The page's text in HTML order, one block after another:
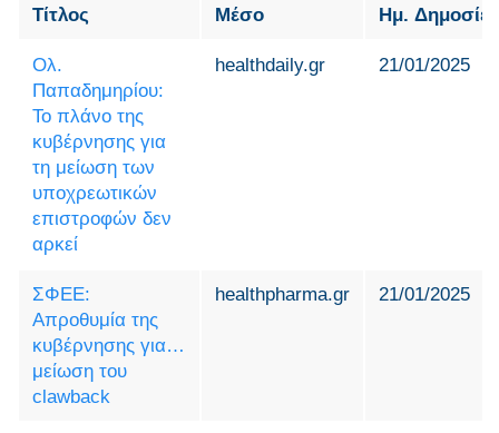
Τίτλος Μέσο Ημ.
Ολ.
Παπαδημηρίου:
Το πλάνο της
κυβέρνησης για
τη μείωση των
υποχρεωτικών
επιστροφών δεν
αρκεί
healthdaily.gr 21/01/2025
ΣΦΕΕ:
Απροθυμία της
κυβέρνησης για…
μείωση του
clawback
healthpharma.gr 21/01/2025